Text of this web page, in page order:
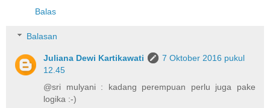
Balas
Balasan
Juliana Dewi Kartikawati
7 Oktober 2016 pukul
12.45
@sri mulyani : kadang perempuan perlu juga pake
logika :-)